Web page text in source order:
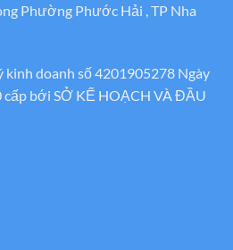
Phường Phước Hải , TP Nha
kinh doanh số 4201905278 Ngày
cấp bới SỞ KẾ HOẠCH VÀ ĐẦU